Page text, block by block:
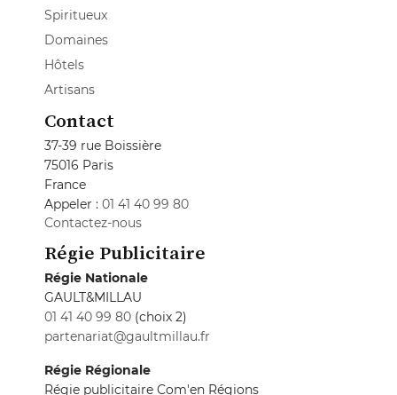
Spiritueux
Domaines
Hôtels
Artisans
Contact
37-39 rue Boissière
75016 Paris
France
Appeler : 01 41 40 99 80
Contactez-nous
Régie Publicitaire
Régie Nationale
GAULT&MILLAU
01 41 40 99 80 (choix 2)
partenariat@gaultmillau.fr
Régie Régionale
Régie publicitaire Com'en Régions